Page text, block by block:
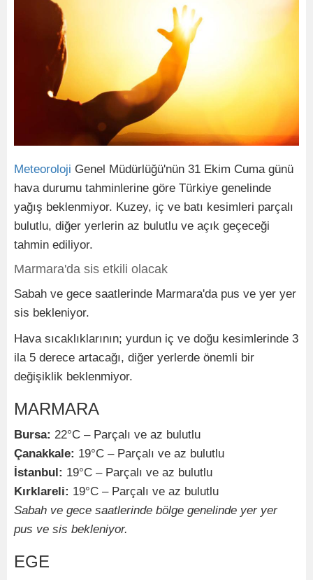
Meteoroloji Genel Müdürlüğü'nün 31 Ekim Cuma günü
hava durumu tahminlerine göre Türkiye genelinde
yağış beklenmiyor. Kuzey, iç ve batı kesimleri parçalı
bulutlu, diğer yerlerin az bulutlu ve açık geçeceği
tahmin ediliyor.
Marmara'da sis etkili olacak
Sabah ve gece saatlerinde Marmara'da pus ve yer yer
sis bekleniyor.
Hava sıcaklıklarının; yurdun iç ve doğu kesimlerinde 3
ila 5 derece artacağı, diğer yerlerde önemli bir
değişiklik beklenmiyor.
MARMARA
Bursa: 22°C – Parçalı ve az bulutlu
Çanakkale: 19°C – Parçalı ve az bulutlu
İstanbul: 19°C – Parçalı ve az bulutlu
Kırklareli: 19°C – Parçalı ve az bulutlu
Sabah ve gece saatlerinde bölge genelinde yer yer
pus ve sis bekleniyor.
EGE